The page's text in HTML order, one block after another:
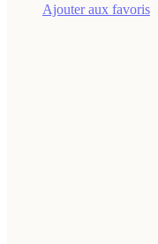
Ajouter aux favoris